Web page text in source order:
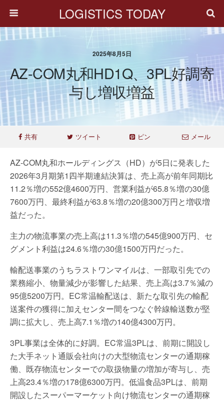
LOGISTICS TODAY
2025年8月5日
AZ-COM丸和HD1Q、3PL好調寄
与し増収増益
共有 ツイート ピン メール
AZ-COM丸和ホールディングス（HD）が5日に発表した
2026年3月期第1四半期連結決算は、売上高が前年同期比
11.2％増の552億4600万円、営業利益が65.8％増の30億
7600万円、最終利益が63.8％増の20億300万円と増収増
益だった。
主力の物流事業の売上高は11.3％増の545億900万円、セ
グメント利益は24.6％増の30億1500万円だった。
輸配送事業のうちラストワンマイルは、一部取引先での
業務縮小、物量減少が影響した結果、売上高は3.7％減の
95億5200万円。EC常温輸配送は、新たな取引先の輸配
送案件の獲得に加えセンター間をつなぐ幹線輸送数が堅
調に拡大し、売上高7.1％増の140億4300万円。
3PL事業は全体的に好調。EC常温3PLは、前期に開設し
た大手ネット通販会社向けの大型物流センターの通期稼
働、既存物流センターでの取扱物量の増加が寄与し、売
上高23.4％増の178億6300万円。低温食品3PLは、前期
開設したスーパーマーケット向け物流センターの通期稼